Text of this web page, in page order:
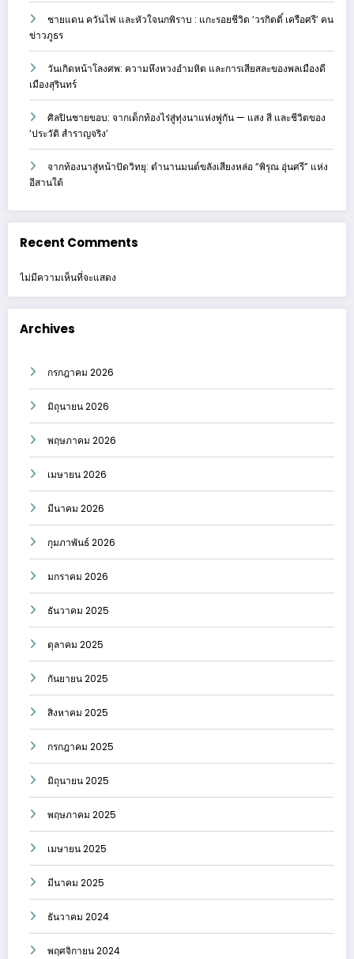
ชายแดน ควันไฟ และหัวใจนกพิราบ : แกะรอยชีวิต ‘วรกิตติ์ เครือศรี’ คน
ข่าวภูธร
วันเกิดหน้าโลงศพ: ความหึงหวงอำมหิต และการเสียสละของพลเมืองดี
เมืองสุรินทร์
ศิลปินชายขอบ: จากเด็กท้องไร่สู่ทุ่งนาแห่งพู่กัน — แสง สี และชีวิตของ
‘ประวัติ สำราญจริง’
จากท้องนาสู่หน้าปัดวิทยุ: ตำนานมนต์ขลังเสียงหล่อ “พิรุณ อุ่นศรี” แห่ง
อีสานใต้
Recent Comments
ไม่มีความเห็นที่จะแสดง
Archives
กรกฎาคม 2026
มิถุนายน 2026
พฤษภาคม 2026
เมษายน 2026
มีนาคม 2026
กุมภาพันธ์ 2026
มกราคม 2026
ธันวาคม 2025
ตุลาคม 2025
กันยายน 2025
สิงหาคม 2025
กรกฎาคม 2025
มิถุนายน 2025
พฤษภาคม 2025
เมษายน 2025
มีนาคม 2025
ธันวาคม 2024
พฤศจิกายน 2024